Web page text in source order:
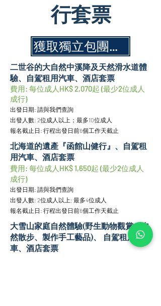
行套票
​獲取獨立包團報價 (由專人跟進)
二世谷的大自然中溪降及天然滑水道體
驗、自駕租用汽車、酒店套票
費用: 每位成人HK$ 2,070起 (最少2位成人
成行)
出發日期: 請與我們查詢
出發人數: 2位成人以上；最多10位成人
報名截止日: 行程出發日前6個工作天截止
北海道的遺產『函館山健行』、自駕租
用汽車、酒店套票
費用: 每位成人HK$ 1,650​起 (最少2位成人
成行)
出發日期: 請與我們查詢
出發人數: 2位成人以上; 最多4位成人
報名截止日: 行程出發日前6個工作天截止
大雪山家庭自然體驗(野生動物觀賞、自
然散步、製作手工藝品)、 自駕租用汽
車、酒店套票